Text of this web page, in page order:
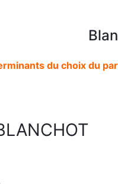
du choix du